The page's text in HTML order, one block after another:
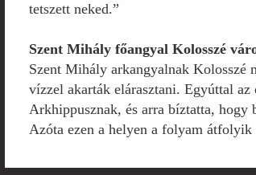
tetszett neked.”
Szent Mihály főangyal Kolosszé
Szent Mihály arkangyalnak Kolosszé
vízzel akarták elárasztani. Egyúttal
Arkhippusznak, és arra bíztatta,
Azóta ezen a helyen a folyam átfolyik